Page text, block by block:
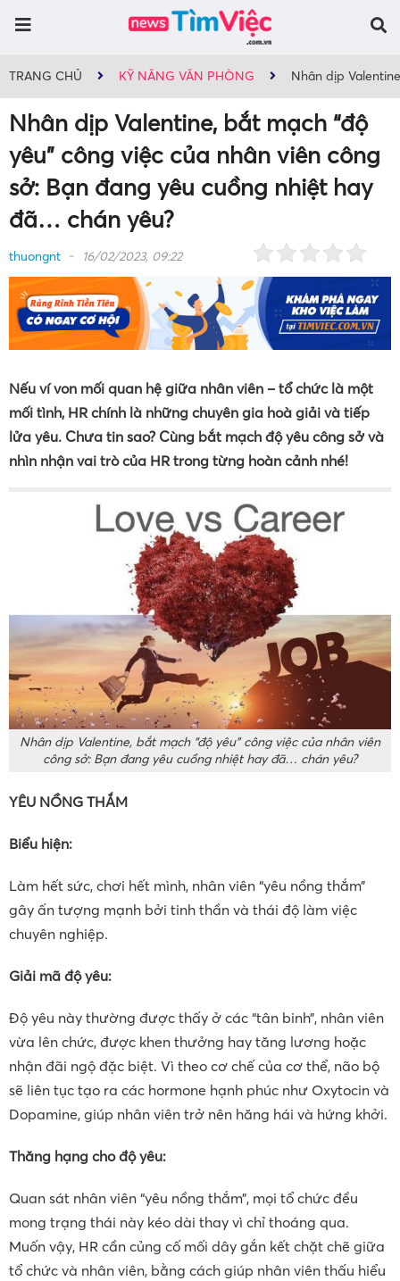
TRANG CHỦ KỸ NĂNG VĂN PHÒNG Nhân dịp
Nhân dịp Valentine, bắt mạch “độ
yêu” công việc của nhân viên công
sở: Bạn đang yêu cuồng nhiệt hay
đã… chán yêu?
thuongnt 16/02/2023, 09:22
Nếu ví von mối quan hệ giữa nhân viên – tổ chức là một
mối tình, HR chính là những chuyên gia hoà giải và tiếp
lửa yêu. Chưa tin sao? Cùng bắt mạch độ yêu công sở và
nhìn nhận vai trò của HR trong từng hoàn cảnh nhé!
Nhân dịp Valentine, bắt mạch “độ yêu” công việc của nhân viên
công sở: Bạn đang yêu cuồng nhiệt hay đã… chán yêu?
YÊU NỒNG THẮM
Biểu hiện:
Làm hết sức, chơi hết mình, nhân viên “yêu nồng thắm”
gây ấn tượng mạnh bởi tinh thần và thái độ làm việc
chuyên nghiệp.
Giải mã độ yêu:
Độ yêu này thường được thấy ở các “tân binh”, nhân viên
vừa lên chức, được khen thưởng hay tăng lương hoặc
nhận đãi ngộ đặc biệt. Vì theo cơ chế của cơ thể, não bộ
sẽ liên tục tạo ra các hormone hạnh phúc như Oxytocin và
Dopamine, giúp nhân viên trở nên hăng hái và hứng khởi.
Thăng hạng cho độ yêu:
Quan sát nhân viên “yêu nồng thắm”, mọi tổ chức đều
mong trạng thái này kéo dài thay vì chỉ thoáng qua.
Muốn vậy, HR cần củng cố mối dây gắn kết chặt chẽ giữa
tổ chức và nhân viên, bằng cách giúp nhân viên thấu hiểu